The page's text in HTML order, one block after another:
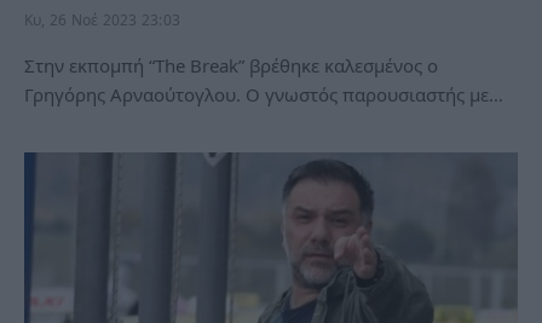
Κυ, 26 Νοέ 2023 23:03
Στην εκπομπή “The Break” βρέθηκε καλεσμένος ο
Γρηγόρης Αρναούτογλου. Ο γνωστός παρουσιαστής με…